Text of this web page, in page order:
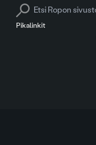
Pikalinkit
Search for: